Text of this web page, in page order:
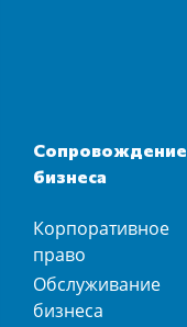
Сопровождение
бизнеса
Корпоративное
право
Обслуживание
бизнеса